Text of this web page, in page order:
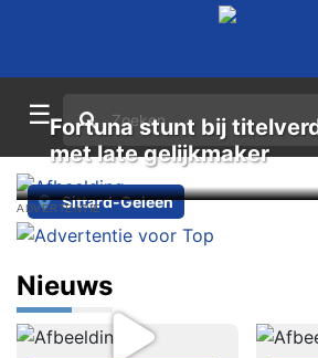
☰
Sittard-Geleen
Fortuna stunt bij
met late gelijkmaker
ADVERTENTIE
Nieuws